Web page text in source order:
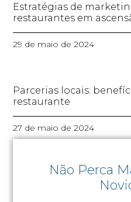
Estratégias de
restaurantes em
29 de maio de 2024
Parcerias locais:
restaurante
27 de maio de 2024
Não Perca